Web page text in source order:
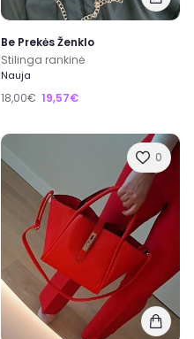
Be Prekės Ženklo
Stilinga rankinė
Nauja
18,00€ 19,57€
0